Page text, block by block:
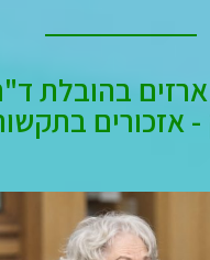
ארזים בהובלת
אזכורים